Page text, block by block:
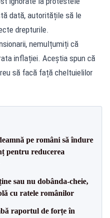
dată, autoritățile să le
drepturile.
nemulțumiți că
inflației. Aceștia spun că
să facă față cheltuielilor
pe români să îndure
pentru reducerea
sau nu dobânda-cheie,
cu ratele românilor
raportul de forțe în